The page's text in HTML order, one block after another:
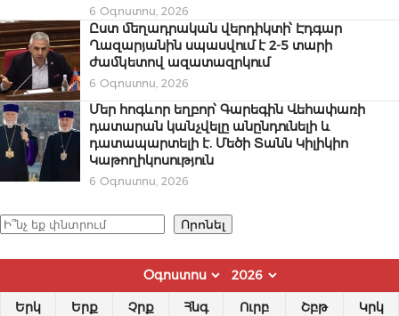
6 Օգոստոս, 2026
Ըստ մեղադրական վերդիկտի՝ Էդգար
Ղազարյանին սպասվում է 2-5 տարի
ժամկետով ազատազրկում
6 Օգոստոս, 2026
Մեր հոգևոր եղբոր՝ Գարեգին Վեհափառի
դատարան կանչվելը անընդունելի և
դատապարտելի է. Մեծի Տանն Կիլիկիո
Կաթողիկոսություն
6 Օգոստոս, 2026
Որոնել Որոնել
Երկ Երք Չրք Հնգ Ուրբ Շբթ Կրկ